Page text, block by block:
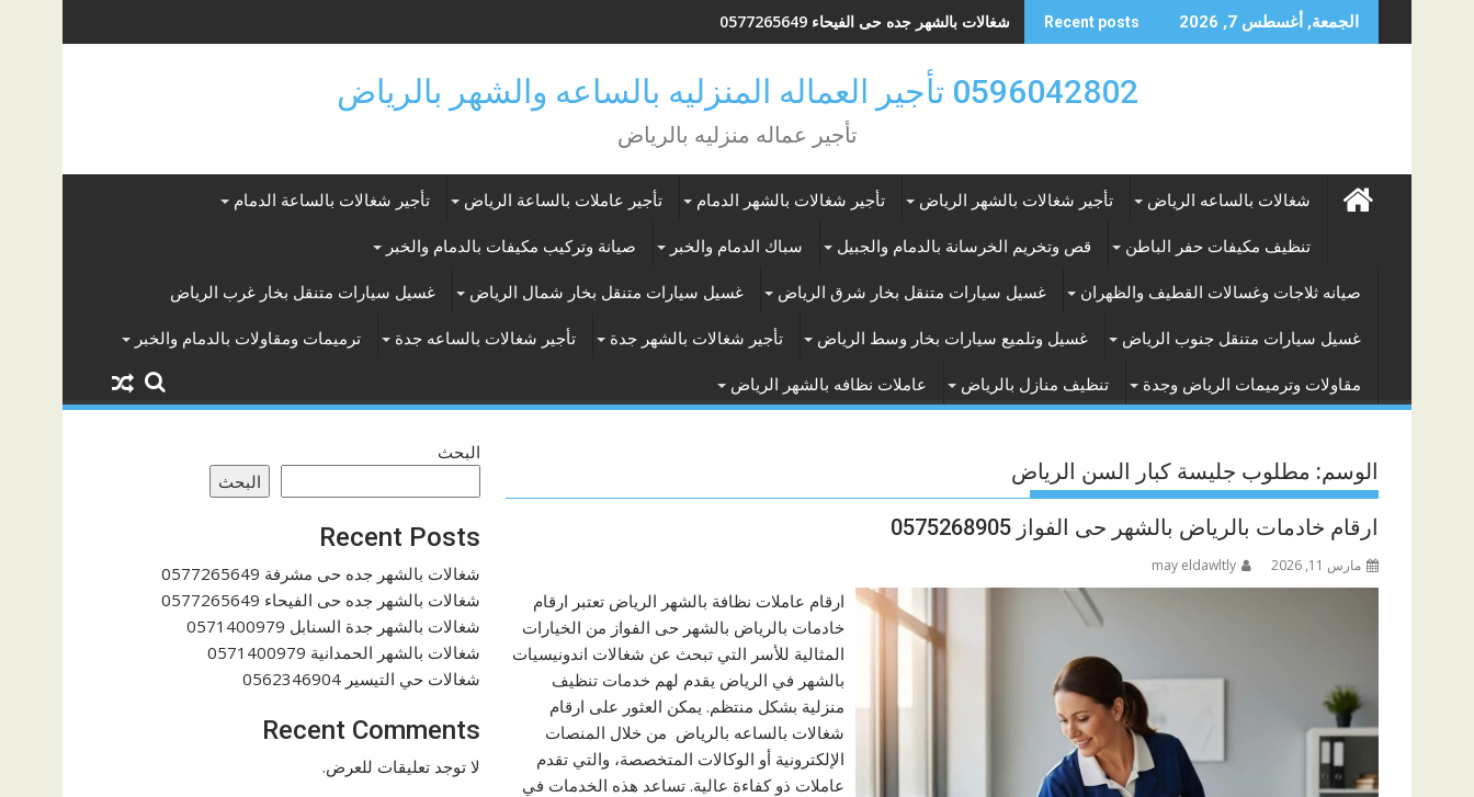
to
الجمعة, أغسطس 7, 2026 Recent posts شغالات بالشهر جده حى الفيحاء 0577265649
0596042802 تأجير العماله المنزليه بالساعه والشهر بالرياض
تأجير عماله منزليه بالرياض
شغالات بالساعه الرياض تأجير شغالات بالشهر الرياض تأجير شغالات بالشهر الدمام تأجير عاملات بالساعة الرياض تأجير شغالات بالساعة الدمام
تنظيف مكيفات حفر الباطن قص وتخريم الخرسانة بالدمام والجبيل سباك الدمام والخبر صيانة وتركيب مكيفات بالدمام والخبر
صيانه ثلاجات وغسالات القطيف والظهران غسيل سيارات متنقل بخار شرق الرياض غسيل سيارات متنقل بخار شمال الرياض غسيل سيارات متنقل بخار غرب الرياض
غسيل سيارات متنقل جنوب الرياض غسيل وتلميع سيارات بخار وسط الرياض تأجير شغالات بالشهر جدة تأجير شغالات بالساعه جدة ترميمات ومقاولات بالدمام والخبر
مقاولات وترميمات الرياض وجدة تنظيف منازل بالرياض عاملات نظافه بالشهر الرياض
الوسم: مطلوب جليسة كبار السن الرياض
ارقام خادمات بالرياض بالشهر حى الفواز 0575268905
مارس 11, 2026 may eldawltly
ارقام عاملات نظافة بالشهر الرياض تعتبر ارقام
خادمات بالرياض بالشهر حى الفواز من الخيارات
المثالية للأسر التي تبحث عن شغالات اندونيسيات
بالشهر في الرياض يقدم لهم خدمات تنظيف
منزلية بشكل منتظم. يمكن العثور على ارقام
شغالات بالساعه بالرياض من خلال المنصات
الإلكترونية أو الوكالات المتخصصة، والتي تقدم
عاملات ذو كفاءة عالية. تساعد هذه الخدمات في
البحث
البحث
Recent Posts
شغالات بالشهر جده حى مشرفة 0577265649
شغالات بالشهر جده حى الفيحاء 0577265649
شغالات بالشهر جدة السنابل 0571400979
شغالات بالشهر الحمدانية 0571400979
شغالات حي التيسير 0562346904
Recent Comments
لا توجد تعليقات للعرض.